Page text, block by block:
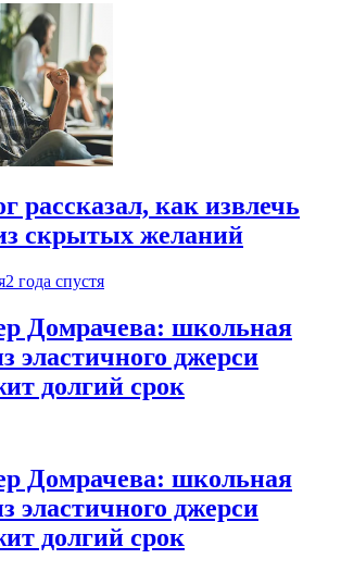
рассказал, как извлечь
скрытых желаний
2 года спустя
Домрачева: школьная
эластичного джерси
долгий срок
Домрачева: школьная
эластичного джерси
долгий срок